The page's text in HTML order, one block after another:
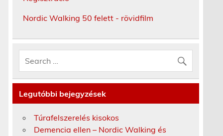
Nordic Walking 50 felett - rövidfilm
Legutóbbi bejegyzések
Túrafelszerelés kisokos
Demencia ellen – Nordic Walking és